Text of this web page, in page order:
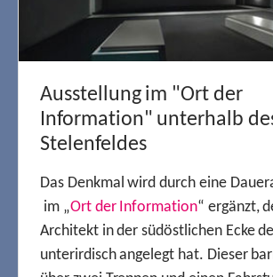
Ausstellung im "Ort der
Information" unterhalb
Stelenfeldes
Das Denkmal wird durch eine
im „Ort der Information“ ergänzt,
Architekt in der südöstlichen Ecke
unterirdisch angelegt hat. Dieser